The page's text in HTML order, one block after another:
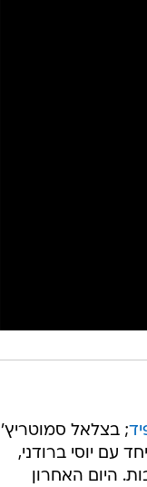
; בצלאל סמוטריץ'
עם יוסי ברודני,
היום האחרון